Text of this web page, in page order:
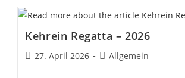
Vor
Sexualisierter
Und
Interpersoneller
Gewalt
Kehrein Regatta – 2026
Beitrag
27. April 2026
Beitrags-
Allgemein